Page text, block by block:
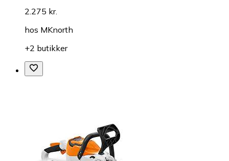
2.275 kr.
hos MKnorth
+2 butikker